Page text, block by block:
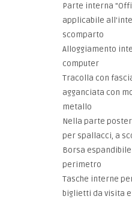
Parte interna
applicabile
scomparto
Alloggiamento
computer
Tracolla con
agganciata con
metallo
Nella parte
per spallacci, a
Borsa
perimetro
Tasche interne
biglietti da visita